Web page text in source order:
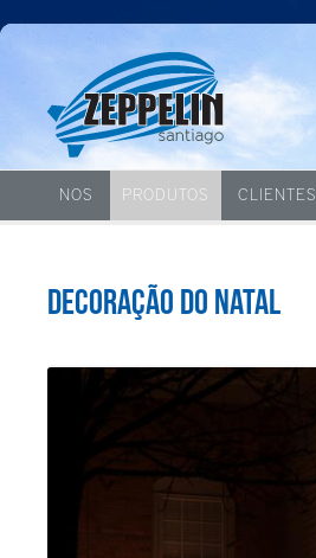
NOS PRODUTOS CLIENTES
DECORAÇÃO DO NATAL